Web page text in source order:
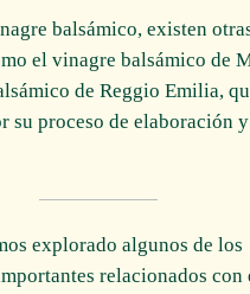
balsámico, existen
el vinagre balsámico de
de Reggio Emilia,
su proceso de elaboración
explorado algunos de los
relacionados con